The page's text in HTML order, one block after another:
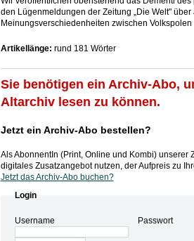
den Lügenmeldungen der Zeitung „Die Welt" über
Meinungsverschiedenheiten zwischen
Artikellänge: rund 181 Wörter
Sie benötigen ein Archiv-Abo,
Altarchiv lesen zu können.
Jetzt ein Archiv-Abo bestellen?
Als AbonnentIn (Print, Online und Kombi) unserer
digitales Zusatzangebot nutzen, der Aufpreis zu
Jetzt das Archiv-Abo buchen?
Login
Username Passwort